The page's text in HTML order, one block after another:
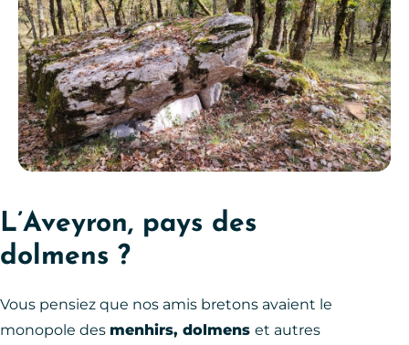
L’Aveyron, pays des
dolmens ?
Vous pensiez que nos amis bretons avaient le
monopole des menhirs, dolmens et autres